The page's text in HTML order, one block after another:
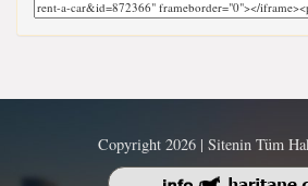
Copyright 2026 | Sitenin Tüm